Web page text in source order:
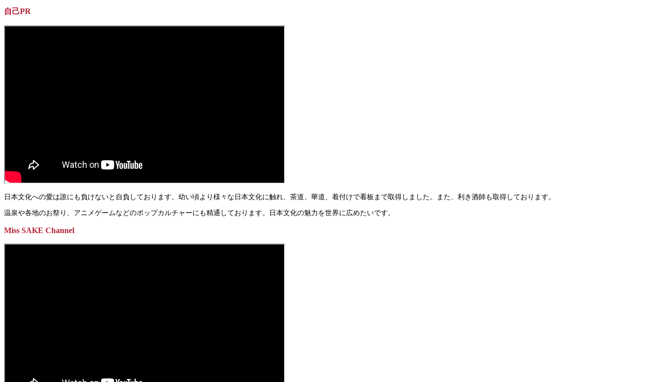
自己PR
日本文化への愛は誰にも負けないと自負しております。幼い頃より様々な日本文化に触れ、茶道、華道、着付けで看板まで取得しました。また、利き酒師も取得しております。
温泉や各地のお祭り、アニメゲームなどのポップカルチャーにも精通しております。日本文化の魅力を世界に広めたいです。
Miss SAKE Channel